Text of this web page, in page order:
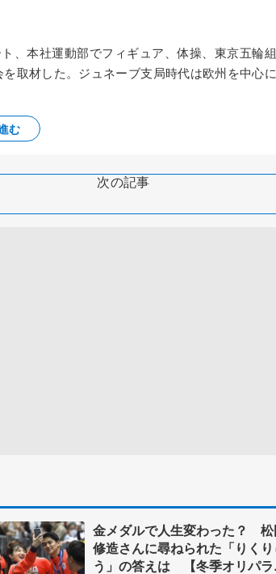
、本社運動部でフィギュア、体操、東京五輪
取材した。ジュネーブ支局時代は欧州を中心
む
次の記事
金メダルで人生変わった？ 松
修造さんに尋ねられた「りく
う」の答えは 【冬季オリパラ